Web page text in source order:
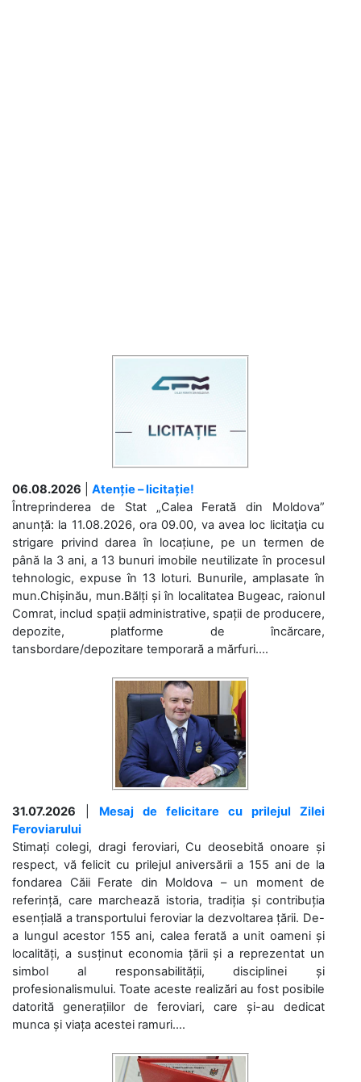
06.08.2026
Atenție – licitație!
Întreprinderea de Stat „Calea Ferată din Moldova”
anunță: la 11.08.2026, ora 09.00, va avea loc licitaţia cu
strigare privind darea în locațiune, pe un termen de
până la 3 ani, a 13 bunuri imobile neutilizate în procesul
tehnologic, expuse în 13 loturi. Bunurile, amplasate în
mun.Chișinău, mun.Bălți și în localitatea Bugeac, raionul
Comrat, includ spații administrative, spații de producere,
depozite, platforme de încărcare,
tansbordare/depozitare temporară a mărfuri....
31.07.2026
Mesaj de felicitare cu prilejul Zilei
Feroviarului
Stimați colegi, dragi feroviari, Cu deosebită onoare și
respect, vă felicit cu prilejul aniversării a 155 ani de la
fondarea Căii Ferate din Moldova – un moment de
referință, care marchează istoria, tradiția și contribuția
esențială a transportului feroviar la dezvoltarea țării. De-
a lungul acestor 155 ani, calea ferată a unit oameni și
localități, a susținut economia țării și a reprezentat un
simbol al responsabilității, disciplinei și
profesionalismului. Toate aceste realizări au fost posibile
datorită generațiilor de feroviari, care și-au dedicat
munca și viața acestei ramuri....